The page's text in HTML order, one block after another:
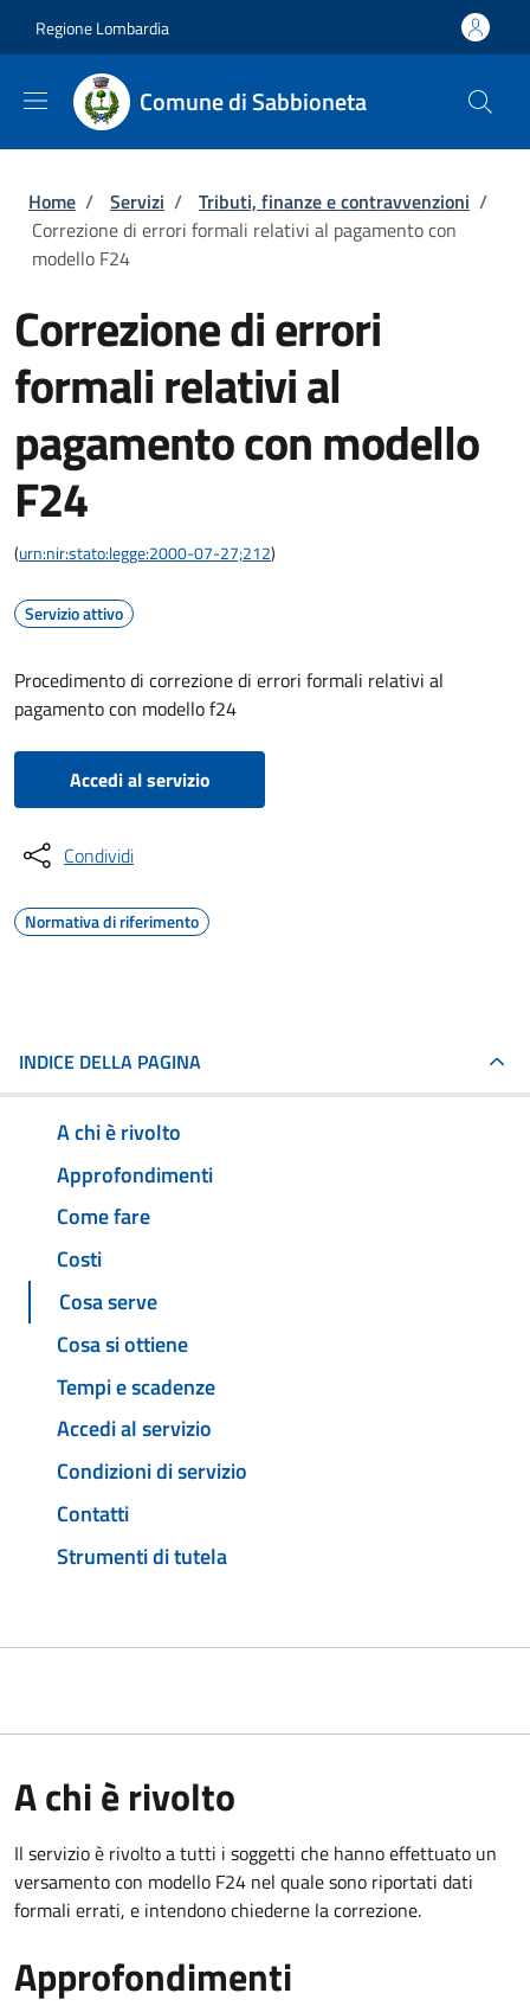
Regione Lombardia
Comune di Sabbioneta
Briciole di pane
Home / Servizi / Tributi, finanze e contravvenzioni /
Correzione di errori formali relativi al pagamento con
modello F24
Correzione di errori
formali relativi al
pagamento con modello
F24
(urn:nir:stato:legge:2000-07-27;212)
Servizio attivo
Procedimento di correzione di errori formali relativi al
pagamento con modello f24
Accedi al servizio
Condividi
Normativa di riferimento
INDICE DELLA PAGINA
A chi è rivolto
Approfondimenti
Come fare
Costi
Cosa serve
Cosa si ottiene
Tempi e scadenze
Accedi al servizio
Condizioni di servizio
Contatti
Strumenti di tutela
A chi è rivolto
Il servizio è rivolto a tutti i soggetti che hanno effettuato un
versamento con modello F24 nel quale sono riportati dati
formali errati, e intendono chiederne la correzione.
Approfondimenti